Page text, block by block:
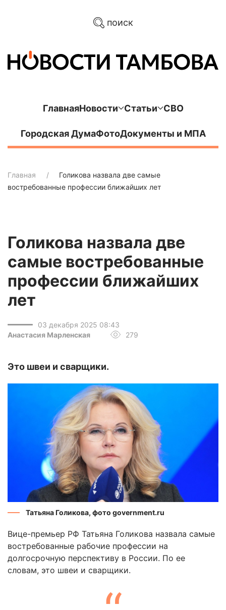
поиск
ГлавнаяНовости Статьи СВО
Городская ДумаФотоДокументы и МПА
Главная
Голикова назвала две самые
востребованные профессии ближайших лет
Голикова назвала две
самые востребованные
профессии ближайших
лет
03 декабря 2025 08:43
Анастасия Марленская
279
Это швеи и сварщики.
Татьяна Голикова, фото government.ru
Вице-премьер РФ Татьяна Голикова назвала самые
востребованные рабочие профессии на
долгосрочную перспективу в России. По ее
словам, это швеи и сварщики.